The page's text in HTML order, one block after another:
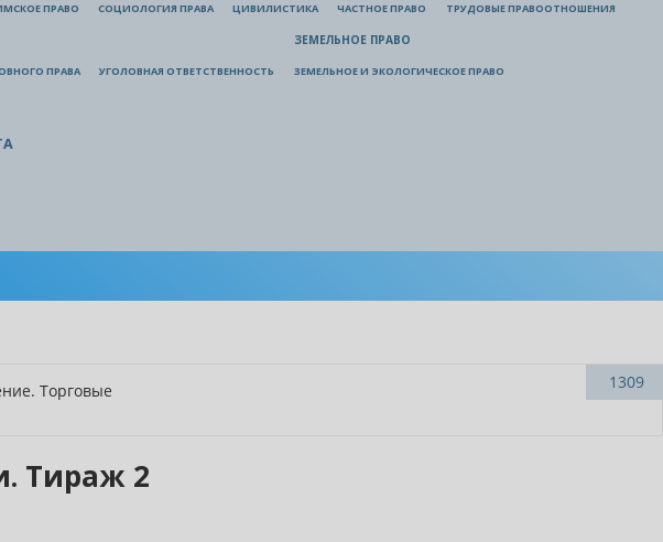
ПРАВО СОЦИОЛОГИЯ ПРАВА ЦИВИЛИСТИКА ЧАСТНОЕ ПРАВО ТРУДОВЫЕ ПРАВООТНОШЕНИЯ
ПРАВА УГОЛОВНАЯ ОТВЕТСТВЕННОСТЬ
ЗЕМЕЛЬНОЕ ПРАВО
ЗЕМЕЛЬНОЕ И ЭКОЛОГИЧЕСКОЕ ПРАВО
1309
Тираж 2